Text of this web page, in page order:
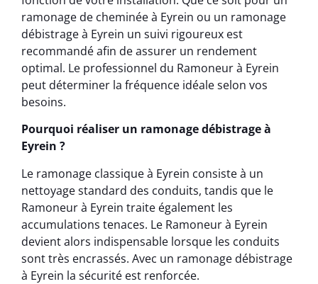
ramonage de cheminée à Eyrein ou un ramonage
débistrage à Eyrein un suivi rigoureux est
recommandé afin de assurer un rendement
optimal. Le professionnel du Ramoneur à Eyrein
peut déterminer la fréquence idéale selon vos
besoins.
Pourquoi réaliser un ramonage débistrage à
Eyrein ?
Le ramonage classique à Eyrein consiste à un
nettoyage standard des conduits, tandis que le
Ramoneur à Eyrein traite également les
accumulations tenaces. Le Ramoneur à Eyrein
devient alors indispensable lorsque les conduits
sont très encrassés. Avec un ramonage débistrage
à Eyrein la sécurité est renforcée.